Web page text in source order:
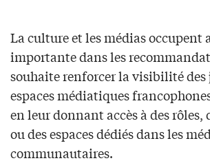
La culture et les médias occupent
importante dans les
souhaite renforcer la visibilité des
espaces médiatiques
en leur donnant accès à des rôles,
ou des espaces dédiés dans les
communautaires.